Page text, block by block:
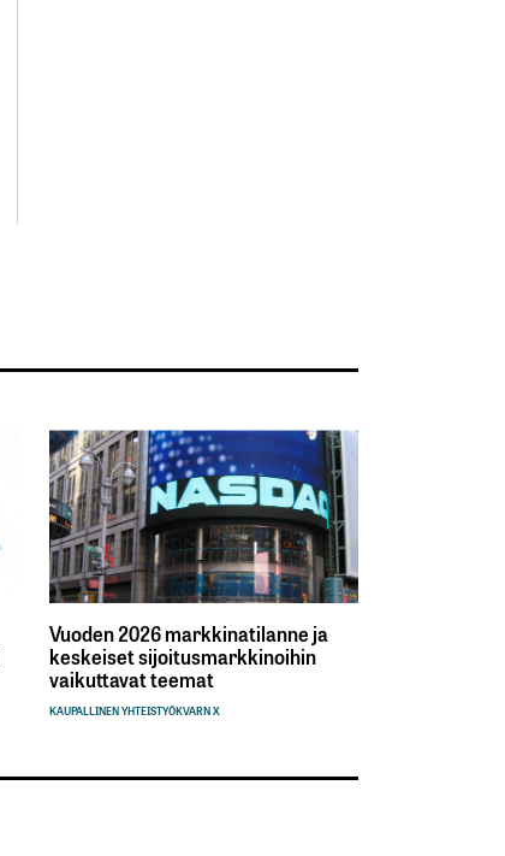
Vuoden 2026 markkinatilanne ja
keskeiset sijoitusmarkkinoihin
vaikuttavat teemat
KAUPALLINEN YHTEISTYÖKVARN X